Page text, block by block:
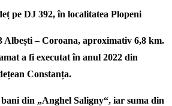
pe DJ 392, în localitatea Plopeni
Albești – Coroana, aproximativ 6,8 km.
a fi executat în anul 2022 din
Constanța.
din „Anghel Saligny“, iar suma din